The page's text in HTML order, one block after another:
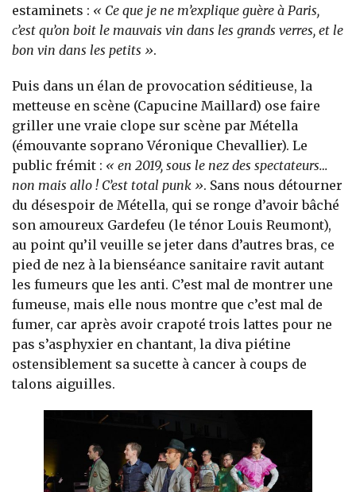
estaminets : « Ce que je ne m’explique guère à Paris,
c’est qu’on boit le mauvais vin dans les grands verres, et le
bon vin dans les petits ».
Puis dans un élan de provocation séditieuse, la
metteuse en scène (Capucine Maillard) ose faire
griller une vraie clope sur scène par Métella
(émouvante soprano Véronique Chevallier). Le
public frémit : « en 2019, sous le nez des spectateurs…
non mais allo ! C’est total punk ». Sans nous détourner
du désespoir de Métella, qui se ronge d’avoir bâché
son amoureux Gardefeu (le ténor Louis Reumont),
au point qu’il veuille se jeter dans d’autres bras, ce
pied de nez à la bienséance sanitaire ravit autant
les fumeurs que les anti. C’est mal de montrer une
fumeuse, mais elle nous montre que c’est mal de
fumer, car après avoir crapoté trois lattes pour ne
pas s’asphyxier en chantant, la diva piétine
ostensiblement sa sucette à cancer à coups de
talons aiguilles.